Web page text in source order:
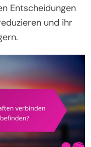
Entscheidungen
und ihr